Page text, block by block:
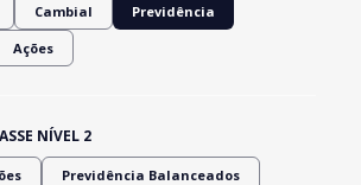
Cambial Previdência
Ações
NÍVEL 2
Previdência Balanceados